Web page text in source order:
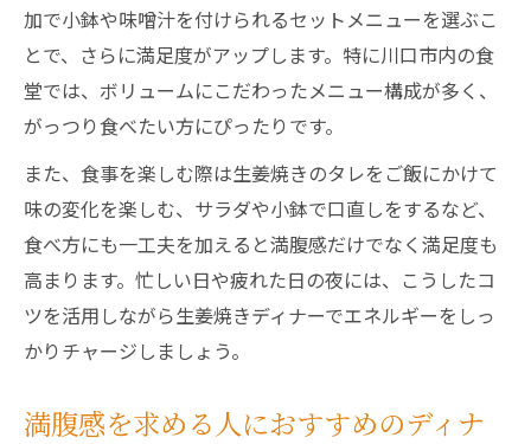
加で小鉢や味噌汁を付けられるセットメニューを選ぶこ
とで、さらに満足度がアップします。特に川口市内の食
堂では、ボリュームにこだわったメニュー構成が多く、
がっつり食べたい方にぴったりです。
また、食事を楽しむ際は生姜焼きのタレをご飯にかけて
味の変化を楽しむ、サラダや小鉢で口直しをするなど、
食べ方にも一工夫を加えると満腹感だけでなく満足度も
高まります。忙しい日や疲れた日の夜には、こうしたコ
ツを活用しながら生姜焼きディナーでエネルギーをしっ
かりチャージしましょう。
満腹感を求める人におすすめのディナ